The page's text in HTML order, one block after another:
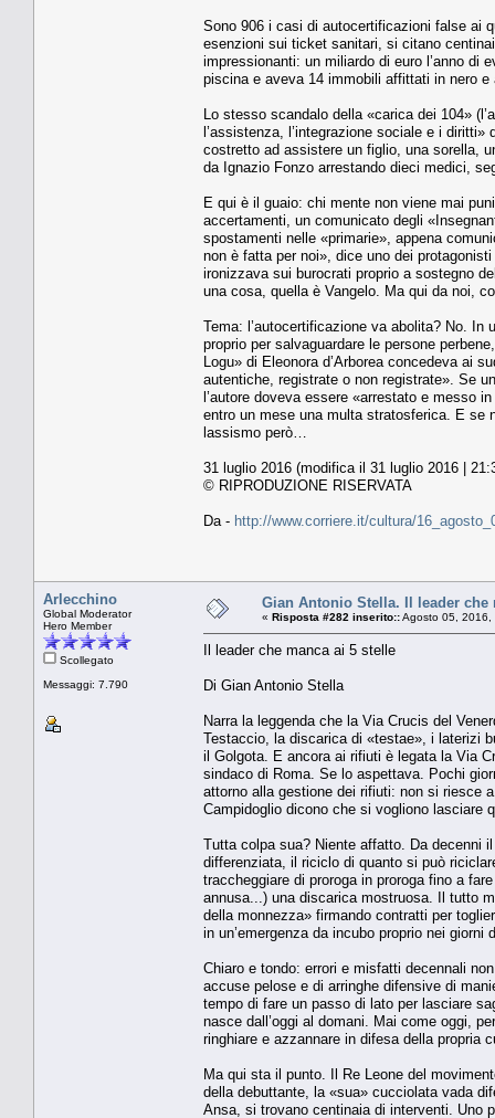
Sono 906 i casi di autocertificazioni false ai
esenzioni sui ticket sanitari, si citano
impressionanti: un miliardo di euro l’anno di
piscina e aveva 14 immobili affittati in nero
Lo stesso scandalo della «carica dei 104»
l’assistenza, l’integrazione sociale e i
costretto ad assistere un figlio, una sorella,
da Ignazio Fonzo arrestando dieci medici,
E qui è il guaio: chi mente non viene mai
accertamenti, un comunicato degli
spostamenti nelle «primarie», appena
non è fatta per noi», dice uno dei
ironizzava sui burocrati proprio a sostegno
una cosa, quella è Vangelo. Ma qui da noi,
Tema: l’autocertificazione va abolita? No.
proprio per salvaguardare le persone
Logu» di Eleonora d’Arborea concedeva ai
autentiche, registrate o non registrate». Se
l’autore doveva essere «arrestato e messo
entro un mese una multa stratosferica. E se
lassismo però…
31 luglio 2016 (modifica il 31 luglio 2016 |
© RIPRODUZIONE RISERVATA
Da - http://www.corriere.it/cultura/
Arlecchino
Global Moderator
Hero Member
Scollegato
Messaggi: 7.790
Gian Antonio Stella. Il leader che
« Risposta #282 inserito::Agosto 05, 2016,
Il leader che manca ai 5 stelle
Di Gian Antonio Stella
Narra la leggenda che la Via Crucis del
Testaccio, la discarica di «testae», i laterizi
il Golgota. E ancora ai rifiuti è legata la Via
sindaco di Roma. Se lo aspettava. Pochi
attorno alla gestione dei rifiuti: non si riesce
Campidoglio dicono che si vogliono lasciare
Tutta colpa sua? Niente affatto. Da decenni
differenziata, il riciclo di quanto si può
traccheggiare di proroga in proroga fino a
annusa...) una discarica mostruosa. Il tutto
della monnezza» firmando contratti per
in un’emergenza da incubo proprio nei
Chiaro e tondo: errori e misfatti decennali
accuse pelose e di arringhe difensive di
tempo di fare un passo di lato per lasciare
nasce dall’oggi al domani. Mai come oggi,
ringhiare e azzannare in difesa della propria
Ma qui sta il punto. Il Re Leone del
della debuttante, la «sua» cucciolata vada
Ansa, si trovano centinaia di interventi. Uno